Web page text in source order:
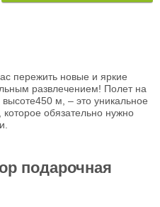
пережить новые и яркие
развлечением! Полет на
м, – это уникальное
обязательно нужно
подарочная